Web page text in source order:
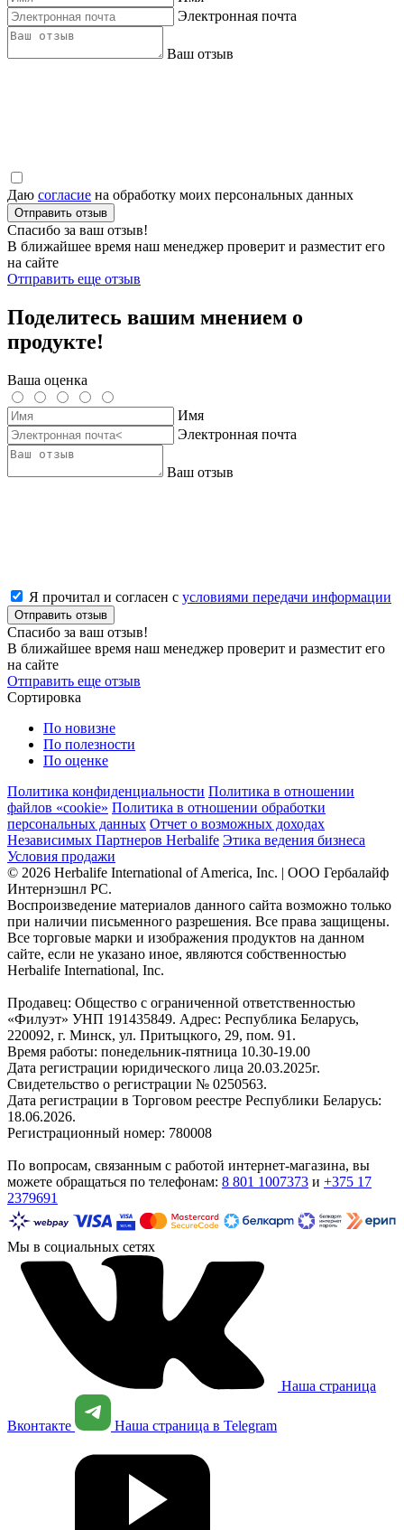
Электронная почта
Ваш отзыв
Даю согласие на обработку моих персональных данных
Отправить отзыв
Спасибо за ваш отзыв!
В ближайшее время наш менеджер проверит и разместит его
на сайте
Отправить еще отзыв
Поделитесь вашим мнением о
продукте!
Ваша оценка
Имя
Электронная почта
Ваш отзыв
Я прочитал и согласен с условиями передачи информации
Отправить отзыв
Спасибо за ваш отзыв!
В ближайшее время наш менеджер проверит и разместит его
на сайте
Отправить еще отзыв
Сортировка
По новизне
По полезности
По оценке
Политика конфиденциальности Политика в отношении
файлов «cookie» Политика в отношении обработки
персональных данных Отчет о возможных доходах
Независимых Партнеров Herbalife Этика ведения бизнеса
Условия продажи
© 2026 Herbalife International of America, Inc. | ООО Гербалайф
Интернэшнл РС.
Воспроизведение материалов данного сайта возможно только
при наличии письменного разрешения. Все права защищены.
Все торговые марки и изображения продуктов на данном
сайте, если не указано иное, являются собственностью
Herbalife International, Inc.
Продавец: Общество с ограниченной ответственностью
«Филуэт» УНП 191435849. Адрес: Республика Беларусь,
220092, г. Минск, ул. Притыцкого, 29, пом. 91.
Время работы: понедельник-пятница 10.30-19.00
Дата регистрации юридического лица 20.03.2025г.
Свидетельство о регистрации № 0250563.
Дата регистрации в Торговом реестре Республики Беларусь:
18.06.2026.
Регистрационный номер: 780008
По вопросам, связанным с работой интернет-магазина, вы
можете обращаться по телефонам: 8 801 1007373 и +375 17
2379691
Мы в социальных сетях
Наша страница
Вконтакте Наша страница в Telegram